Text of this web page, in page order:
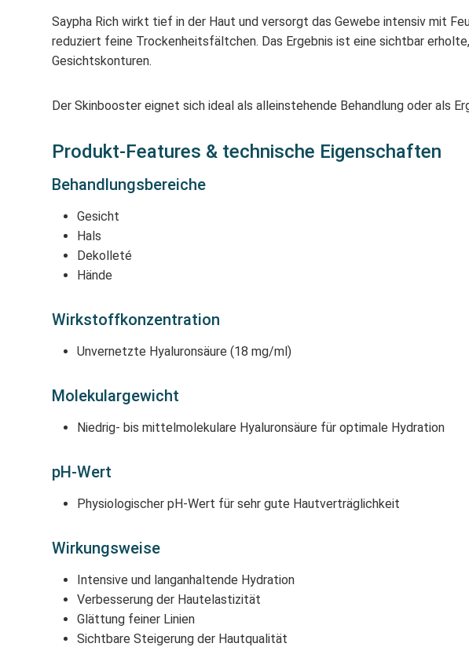
Saypha Rich wirkt tief in der Haut und versorgt das Gewebe intensiv mit
reduziert feine Trockenheitsfältchen. Das Ergebnis ist eine sichtbar
Gesichtskonturen.
Der Skinbooster eignet sich ideal als alleinstehende Behandlung oder als
Produkt-Features & technische Eigenschaften
Behandlungsbereiche
Gesicht
Hals
Dekolleté
Hände
Wirkstoffkonzentration
Unvernetzte Hyaluronsäure (18 mg/ml)
Molekulargewicht
Niedrig- bis mittelmolekulare Hyaluronsäure für optimale Hydration
pH-Wert
Physiologischer pH-Wert für sehr gute Hautverträglichkeit
Wirkungsweise
Intensive und langanhaltende Hydration
Verbesserung der Hautelastizität
Glättung feiner Linien
Sichtbare Steigerung der Hautqualität